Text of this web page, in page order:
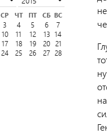
СР ЧТ ПТ СБ ВС
3 4 5 6
7
10 11 12 13 14
17 18 19 20 21
24 25 26 27 28